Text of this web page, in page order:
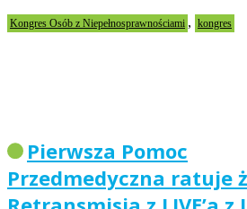
Kongres Osób z Niepełnosprawnościami , kongres
Pierwsza Pomoc
Przedmedyczna ratuje